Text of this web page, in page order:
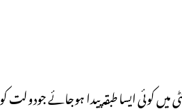
کوئی ایسا طبقہ پیدا ہوجائے جودولت